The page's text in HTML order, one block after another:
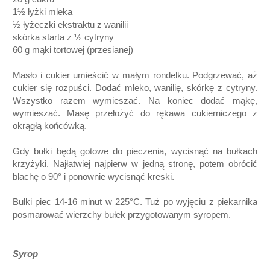
1½ łyżki mleka
½ łyżeczki ekstraktu z wanilii
skórka starta z ½ cytryny
60 g mąki tortowej (przesianej)
Masło i cukier umieścić w małym rondelku. Podgrzewać, aż
cukier się rozpuści. Dodać mleko, wanilię, skórkę z cytryny.
Wszystko razem wymieszać. Na koniec dodać mąkę,
wymieszać. Masę przełożyć do rękawa cukierniczego z
okrągłą końcówką.
Gdy bułki będą gotowe do pieczenia, wycisnąć na bułkach
krzyżyki. Najłatwiej najpierw w jedną stronę, potem obrócić
blachę o 90° i ponownie wycisnąć kreski.
Bułki piec 14-16 minut w 225°C. Tuż po wyjęciu z piekarnika
posmarować wierzchy bułek przygotowanym syropem.
Syrop